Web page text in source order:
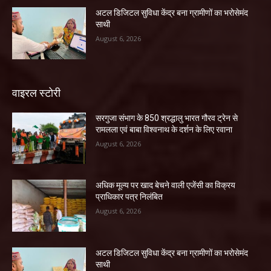
अटल डिजिटल सुविधा केंद्र बना ग्रामीणों का भरोसेमंद
साथी
August 6, 2026
वाइरल स्टोरी
सरगुजा संभाग के 850 श्रद्धालु भारत गौरव ट्रेन से
रामलला एवं बाबा विश्वनाथ के दर्शन के लिए रवाना
August 6, 2026
अधिक मूल्य पर खाद बेचने वाली एजेंसी का विक्रय
प्राधिकार पत्र निलंबित
August 6, 2026
अटल डिजिटल सुविधा केंद्र बना ग्रामीणों का भरोसेमंद
साथी